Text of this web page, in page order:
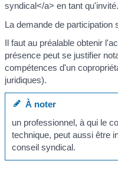
syndical</a> en tant qu'invité.
La demande de participation
Il faut au préalable obtenir
présence peut se justifier
compétences d'un
juridiques).
À noter
un professionnel, à qui le
technique, peut aussi être
conseil syndical.